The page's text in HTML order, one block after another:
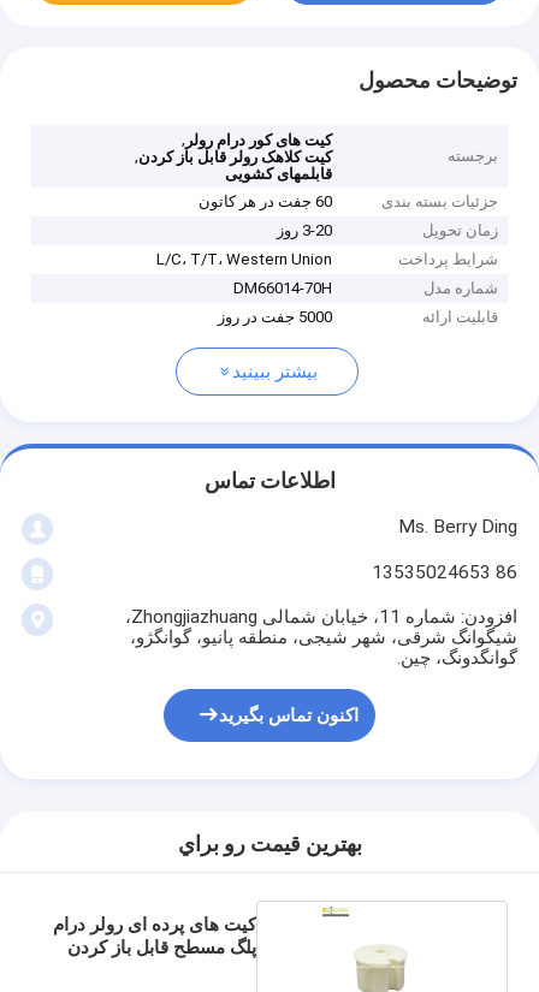
توضیحات محصول
برجسته
کیت های کور درام رولر ,
کیت کلاهک رولر قابل باز کردن,
قابلمهای کشویی
جزئیات بسته بندی
60 جفت در هر کاتون
زمان تحویل
3-20 روز
شرایط پرداخت
L/C، T/T، Western Union
شماره مدل
DM66014-70H
قابلیت ارائه
5000 جفت در روز
بیشتر ببینید
اطلاعات تماس
Ms. Berry Ding
86 13535024653
افزودن: شماره 11، خیابان شمالی Zhongjiazhuang،
شیگوانگ شرقی، شهر شیجی، منطقه پانیو، گوانگژو،
گوانگدونگ، چین.
اکنون تماس بگیرید
بهترين قيمت رو براي
کیت های پرده ای رولر درام
پلگ مسطح قابل باز کردن